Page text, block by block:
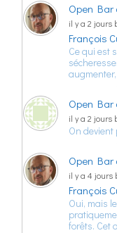
Open Bar
il y a 2 jours
François
Ce qui est
Open Bar
il y a 2 jours
On devient
Open Bar
il y a 4 jours
François
Oui, mais
forêts. Cet